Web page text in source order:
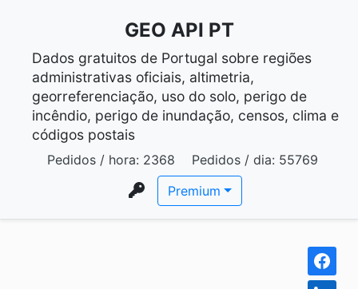
GEO API PT
Dados gratuitos de Portugal sobre regiões
administrativas oficiais, altimetria,
georreferenciação, uso do solo, perigo de
incêndio, perigo de inundação, censos, clima e
códigos postais
Pedidos / hora: 2368 Pedidos / dia: 55769
Premium